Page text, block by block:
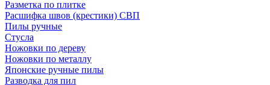
Разметка по плитке
Расшифка швов (крестики) СВП
Пилы ручные
Стусла
Ножовки по дереву
Ножовки по металлу
Японские ручные пилы
Разводка для пил